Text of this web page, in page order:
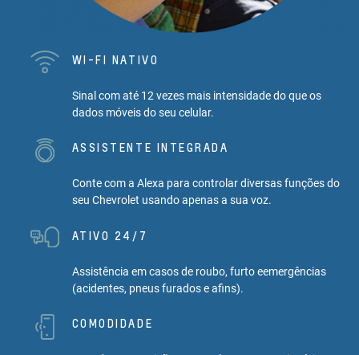
WI-FI NATIVO
Sinal com até 12 vezes mais intensidade do que os
dados móveis do seu celular.
ASSISTENTE INTEGRADA
Conte com a Alexa para controlar diversas funções do
seu Chevrolet usando apenas a sua voz.
ATIVO 24/7
Assistência em casos de roubo, furto eemergências
(acidentes, pneus furados e afins).
COMODIDADE